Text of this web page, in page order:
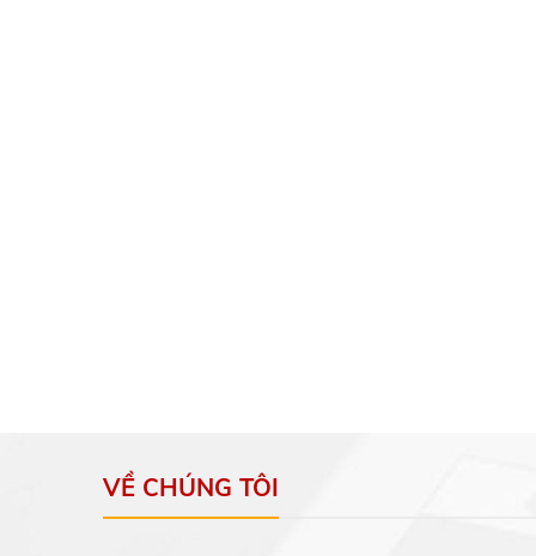
VỀ CHÚNG TÔI